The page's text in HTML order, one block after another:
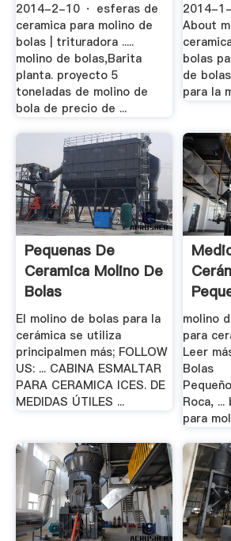
2014-2-10 · esferas de
ceramica para molino de
bolas | trituradora .....
molino de bolas,Barita
planta. proyecto 5
toneladas de molino de
bola de precio de ...
2014-
About
bolas
de
para la
Pequenas De
Ceramica Molino De
Bolas
El molino de bolas para la
cerámica se utiliza
principalmen más; FOLLOW
US: ... CABINA ESMALTAR
PARA CERAMICA ICES. DE
MEDIDAS ÚTILES ...
.
molino
para
Leer
Bolas
Roca,
para